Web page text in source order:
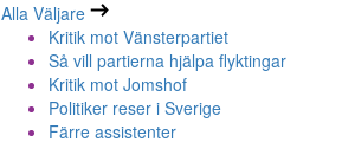
Alla Väljare
Kritik mot Vänsterpartiet
Så vill partierna hjälpa flyktingar
Kritik mot Jomshof
Politiker reser i Sverige
Färre assistenter